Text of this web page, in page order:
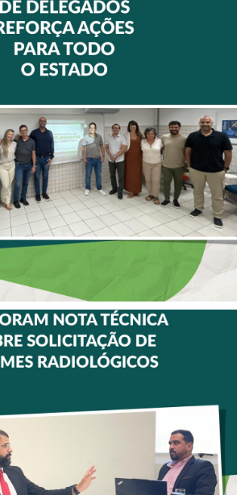
REFORÇA
PARA TODO O
ESTADO
ELABORAÇÃO DE
TÉCNICA SOBRE
DE EXAMES